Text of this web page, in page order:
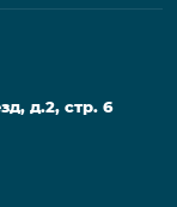
д.2, стр. 6